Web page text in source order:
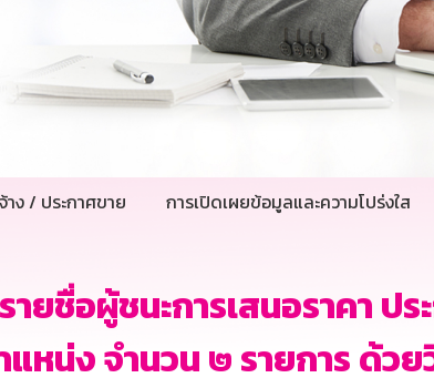
ง / ประกาศขาย การเปิดเผยข้อมูลและความโปร่งใส
ายชื่อผู้ชนะการเสนอราคา ป
แหน่ง จำนวน ๒ รายการ ด้ว